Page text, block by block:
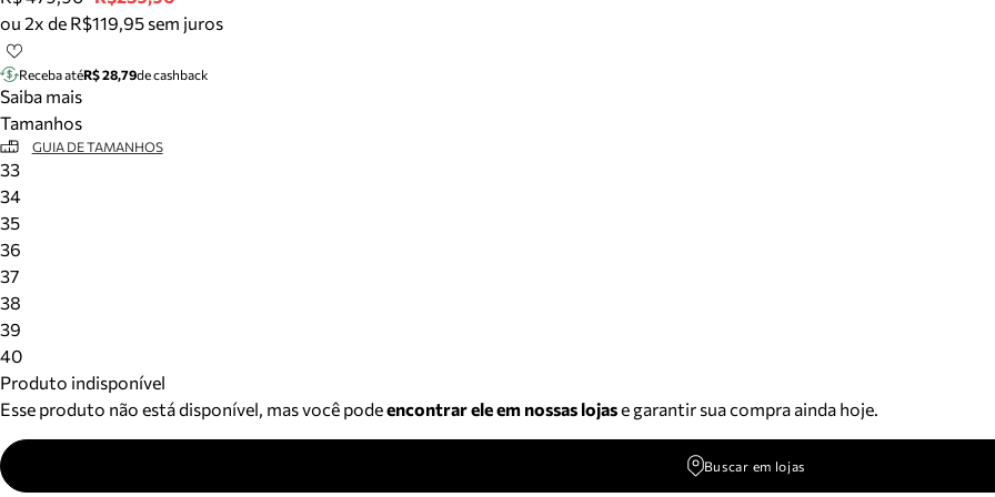
ou 2x de R$119,95 sem juros
Receba atéR$ 28,79de cashback
Saiba mais
Tamanhos
GUIA DE TAMANHOS
33
34
35
36
37
38
39
40
Produto indisponível
Esse produto não está disponível, mas você podeencontrar ele em nossas lojase garantir sua compra ainda hoje.
Buscar em lojas